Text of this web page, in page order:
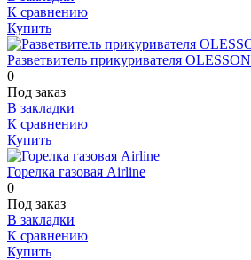
К сравнению
Купить
Разветвитель прикуривателя OLESSON
0
Под заказ
В закладки
К сравнению
Купить
Горелка газовая Airline
0
Под заказ
В закладки
К сравнению
Купить